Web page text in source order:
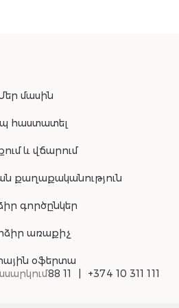
մասին
հաստատել
և վճարում
քաղաքականություն
գործընկեր
առաքիչ
օֆերտա
88 11 +374 10 311 111